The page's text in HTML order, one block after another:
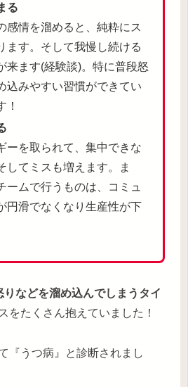
る
感情を溜めると、純粋にス
ます。そして我慢し続ける
来ます(経験談)。特に普段怒
込みやすい習慣ができてい
！
ーを取られて、集中できな
してミスも増えます。ま
ームで行うものは、コミュ
円滑でなくなり生産性が下
りなどを溜め込んでしまうタイ
をたくさん抱えていました！
『うつ病』と診断されまし